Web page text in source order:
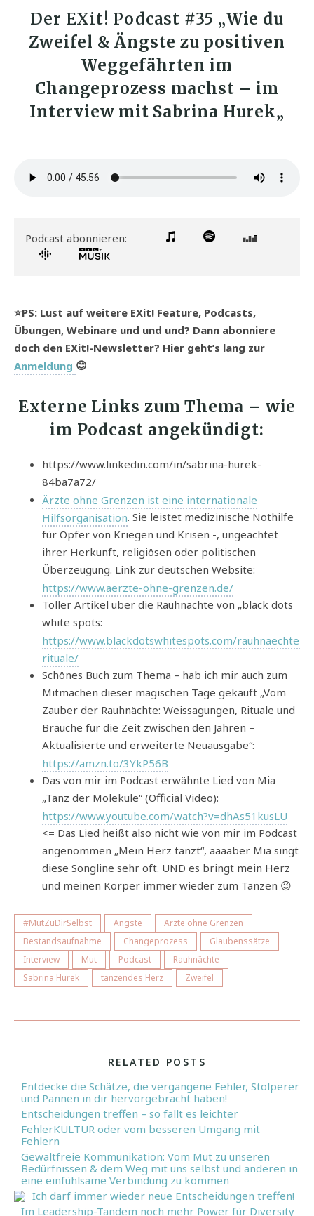
Der EXit! Podcast #35 „Wie du
Zweifel & Ängste zu positiven
Weggefährten im
Changeprozess machst – im
Interview mit Sabrina Hurek„
Podcast abonnieren:
⭐️PS: Lust auf weitere EXit! Feature, Podcasts,
Übungen, Webinare und und und? Dann abonniere
doch den EXit!-Newsletter? Hier geht’s lang zur
Anmeldung 😊
Externe Links zum Thema – wie
im Podcast angekündigt:
https://www.linkedin.com/in/sabrina-hurek-
84ba7a72/
Ärzte ohne Grenzen ist eine internationale
Hilfsorganisation. Sie leistet medizinische Nothilfe
für Opfer von Kriegen und Krisen -, ungeachtet
ihrer Herkunft, religiösen oder politischen
Überzeugung. Link zur deutschen Website:
https://www.aerzte-ohne-grenzen.de/
Toller Artikel über die Rauhnächte von „black dots
white spots:
https://www.blackdotswhitespots.com/rauhnaechte-
rituale/
Schönes Buch zum Thema – hab ich mir auch zum
Mitmachen dieser magischen Tage gekauft „Vom
Zauber der Rauhnächte: Weissagungen, Rituale und
Bräuche für die Zeit zwischen den Jahren –
Aktualisierte und erweiterte Neuausgabe“:
https://amzn.to/3YkP56B
Das von mir im Podcast erwähnte Lied von Mia
„Tanz der Moleküle“ (Official Video):
https://www.youtube.com/watch?v=dhAs51kusLU
<= Das Lied heißt also nicht wie von mir im Podcast
angenommen „Mein Herz tanzt“, aaaaber Mia singt
diese Songline sehr oft. UND es bringt mein Herz
und meinen Körper immer wieder zum Tanzen 😉
#MutZuDirSelbst Ängste
Ärzte ohne Grenzen
Bestandsaufnahme
Changeprozess
Glaubenssätze
Interview
Mut Podcast
Rauhnächte
Sabrina Hurek
tanzendes Herz Zweifel
RELATED POSTS
Entdecke die Schätze, die vergangene Fehler, Stolperer
und Pannen in dir hervorgebracht haben!
Entscheidungen treffen – so fällt es leichter
FehlerKULTUR oder vom besseren Umgang mit
Fehlern
Gewaltfreie Kommunikation: Vom Mut zu unseren
Bedürfnissen & dem Weg mit uns selbst und anderen in
eine einfühlsame Verbindung zu kommen
Ich darf immer wieder neue Entscheidungen treffen!
Im Leadership-Tandem noch mehr Power für Diversity